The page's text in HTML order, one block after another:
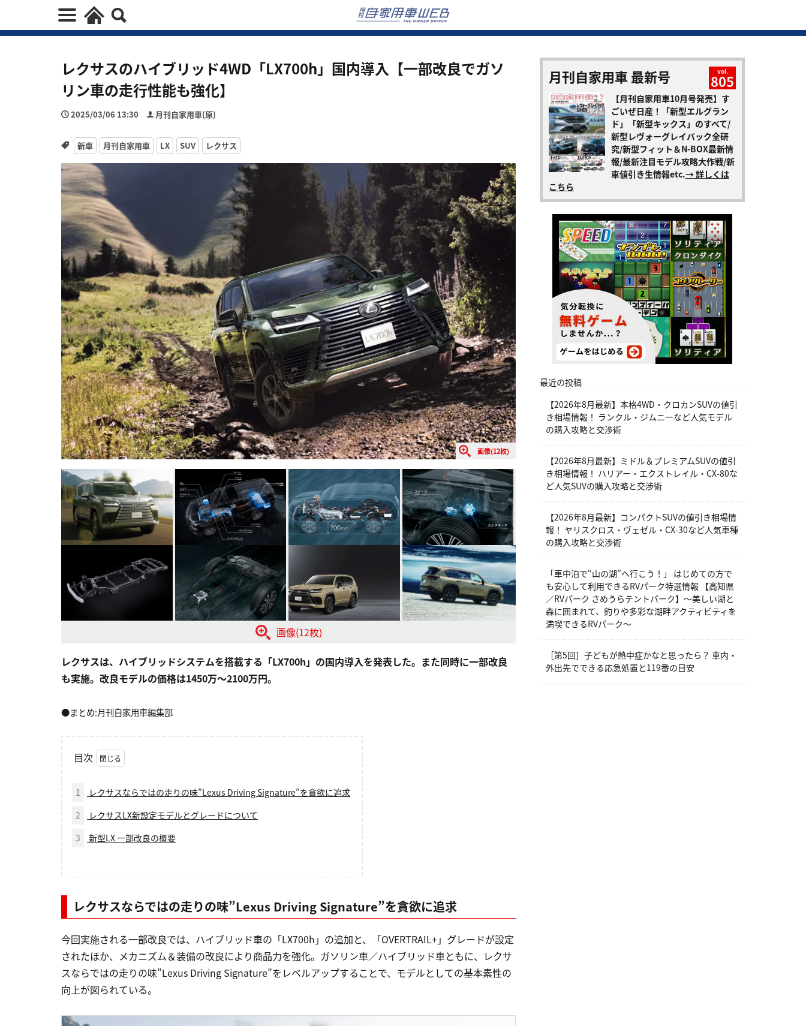
レクサスのハイブリッド4WD「LX700h」国内導入【一部改良でガソ
リン車の走行性能も強化】
2025/03/06 13:30 月刊自家用車(原)
新車 月刊自家用車 LX SUV レクサス
画像(12枚)
画像(12枚)
レクサスは、ハイブリッドシステムを搭載する「LX700h」の国内導入を発表した。また同時に一部改良
も実施。改良モデルの価格は1450万〜2100万円。
●まとめ:月刊自家用車編集部
目次
1
レクサスならではの走りの味”Lexus Driving Signature”を貪欲に追求
2
レクサスLX新設定モデルとグレードについて
3
新型LX 一部改良の概要
レクサスならではの走りの味”Lexus Driving Signature”を貪欲に追求
今回実施される一部改良では、ハイブリッド車の「LX700h」の追加と、「OVERTRAIL+」グレードが設定
されたほか、メカニズム＆装備の改良により商品力を強化。ガソリン車／ハイブリッド車ともに、レクサ
スならではの走りの味”Lexus Driving Signature”をレベルアップすることで、モデルとしての基本素性の
向上が図られている。
月刊自家用車 最新号 vol.
805
【月刊自家用車10月号発売】す
ごいぜ日産！「新型エルグラン
ド」「新型キックス」のすべて/
新型レヴォーグレイバック全研
究/新型フィット＆N-BOX最新情
報/最新注目モデル攻略大作戦/新
車値引き生情報etc.→ 詳しくは
こちら
最近の投稿
【2026年8月最新】本格4WD・クロカンSUVの値引
き相場情報！ ランクル・ジムニーなど人気モデル
の購入攻略と交渉術
【2026年8月最新】ミドル＆プレミアムSUVの値引
き相場情報！ ハリアー・エクストレイル・CX-80な
ど人気SUVの購入攻略と交渉術
【2026年8月最新】コンパクトSUVの値引き相場情
報！ ヤリスクロス・ヴェゼル・CX-30など人気車種
の購入攻略と交渉術
「車中泊で“山の湖”へ行こう！」 はじめての方で
も安心して利用できるRVパーク特選情報 【高知県
／RVパーク さめうらテントパーク】～美しい湖と
森に囲まれて、釣りや多彩な湖畔アクティビティを
満喫できるRVパーク～
［第5回］子どもが熱中症かなと思ったら？ 車内・
外出先でできる応急処置と119番の目安